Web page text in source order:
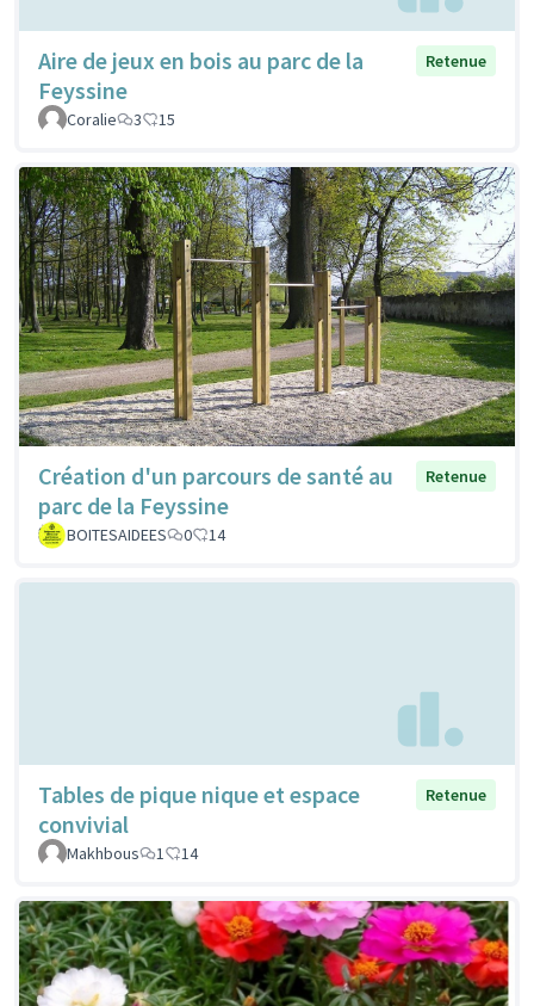
Aire de jeux en bois au parc de la
Feyssine
Retenue
Coralie 3 15
Création d'un parcours de santé au
parc de la Feyssine
Retenue
BOITESAIDEES 0 14
Tables de pique nique et espace
convivial
Retenue
Makhbous 1 14